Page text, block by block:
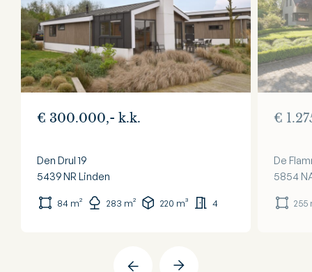
€ 300.000,- k.k.
Den Drul 19
5439 NR Linden
84 m² 283 m² 220 m³ 4
€
De
5854
255